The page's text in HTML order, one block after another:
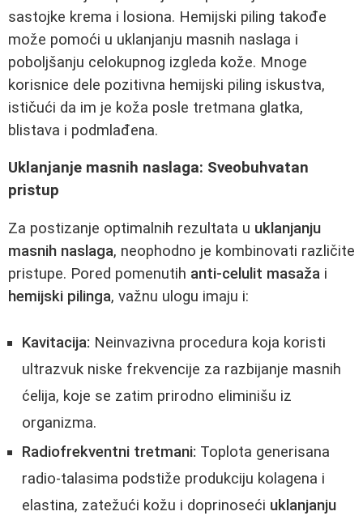
sastojke kremа i losiona. Hemijski piling takođe
može pomoći u uklanjanju masnih naslaga i
poboljšanju celokupnog izgleda kože. Mnoge
korisnice dele pozitivna hemijski piling iskustva,
ističući da im je koža posle tretmana glatka,
blistava i podmlađena.
Uklanjanje masnih naslaga: Sveobuhvatan
pristup
Za postizanje optimalnih rezultata u uklanjanju
masnih naslaga, neophodno je kombinovati različite
pristupe. Pored pomenutih anti-celulit masaža i
hemijski pilinga, važnu ulogu imaju i:
Kavitacija: Neinvazivna procedura koja koristi
ultrazvuk niske frekvencije za razbijanje masnih
ćelija, koje se zatim prirodno eliminišu iz
organizma.
Radiofrekventni tretmani: Toplota generisana
radio-talasima podstiže produkciju kolagena i
elastina, zatežući kožu i doprinoseći uklanjanju